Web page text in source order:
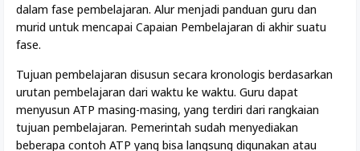
dalam fase pembelajaran. Alur menjadi panduan guru dan
murid untuk mencapai Capaian Pembelajaran di akhir suatu
fase.
Tujuan pembelajaran disusun secara kronologis berdasarkan
urutan pembelajaran dari waktu ke waktu. Guru dapat
menyusun ATP masing-masing, yang terdiri dari rangkaian
tujuan pembelajaran. Pemerintah sudah menyediakan
beberapa contoh ATP yang bisa langsung digunakan atau